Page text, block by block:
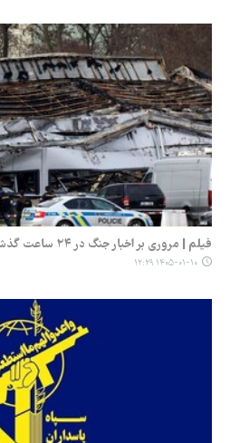
فیلم | مروری بر اخبار جنگ در ۲۴ ساعت گذشته
۱۴۰۵-۰۱-۱۰ ۱۲:۲۹